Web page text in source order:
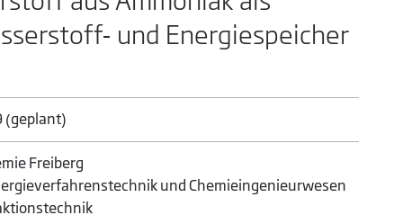
und Energiespeicher
(geplant)
Freiberg
und Chemieingenieurwesen